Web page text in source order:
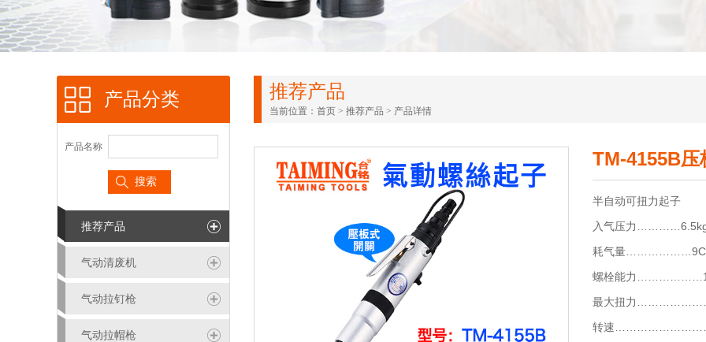
产品分类
产品名称
推荐产品
气动清废机
气动拉钉枪
气动拉帽枪
推荐产品
当前位置： 首页 > 推荐产品 > 产品详情
TM-4155B压
半自动可扭力起子
入气压力
耗气量
螺栓能力
最大扭力
转速